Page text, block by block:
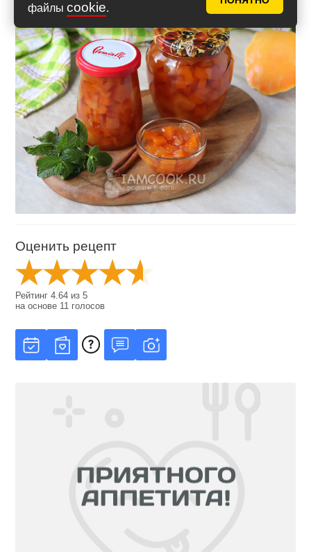
файлы cookie.
Оценить рецепт
Рейтинг4.64 из5
на основе 11 голосов